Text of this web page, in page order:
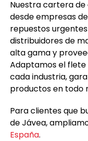
Nuestra cartera
desde empresas
repuestos
distribuidores de
alta gama y
Adaptamos el flete
cada industria,
productos en todo
Para clientes que
de Jávea,
España.